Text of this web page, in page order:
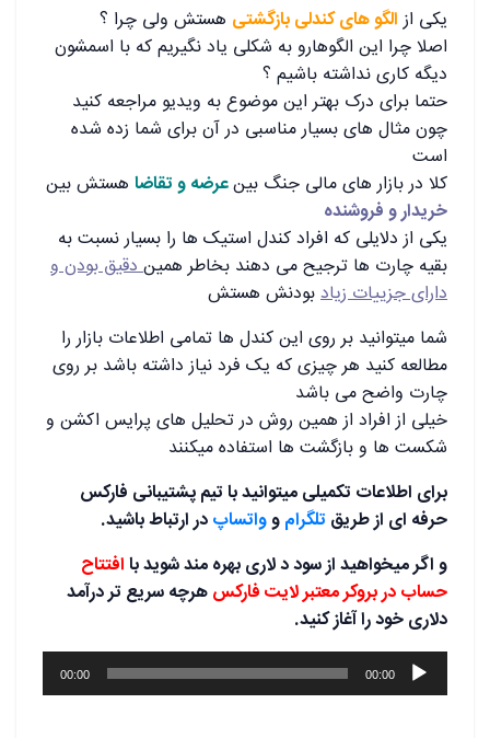
یکی ازالگو های کندلی بازگشتی هستش ولی چرا ؟
اصلا چرا این الگوهارو به شکلی یاد نگیریم که با اسمشون
دیگه کاری نداشته باشیم ؟
حتما برای درک بهتر این موضوع به ویدیو مراجعه کنید
چون مثال های بسیار مناسبی در آن برای شما زده شده
است
کلا در بازار های مالی جنگ بینعرضه و تقاضا هستش بین
خریدار و فروشنده
یکی از دلایلی که افراد کندل استیک ها را بسیار نسبت به
بقیه چارت ها ترجیح می دهند بخاطر همیندقیق بودن و
دارای جزییات زیادبودنش هستش
شما میتوانید بر روی این کندل ها تمامی اطلاعات بازار را
مطالعه کنید هر چیزی که یک فرد نیاز داشته باشد بر روی
چارت واضح می باشد
خیلی از افراد از همین روش در تحلیل های پرایس اکشن و
شکست ها و بازگشت ها استفاده میکنند
برای اطلاعات تکمیلی میتوانید با تیم پشتیبانی فارکس
حرفه ای از طریق تلگراموواتساپدر ارتباط باشید.
و اگر میخواهید از سود د لاری بهره مند شوید باافتتاح
حساب در بروکر معتبر لایت فارکسهرچه سریع تر درآمد
دلاری خود را آغاز کنید.
پخش‌کننده
صوت
00:00
00:00